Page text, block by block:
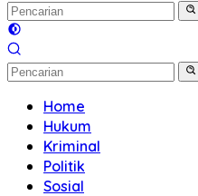
Home
Hukum
Kriminal
Politik
Sosial